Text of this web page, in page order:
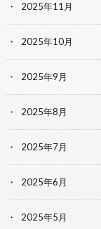
2025年11月
2025年10月
2025年9月
2025年8月
2025年7月
2025年6月
2025年5月